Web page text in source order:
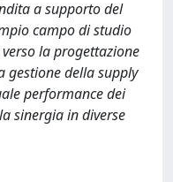
a supporto del
campo di studio
la progettazione
gestione della supply
performance dei
sinergia in diverse